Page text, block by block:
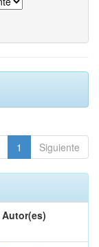
1 Siguiente
Autor(es)